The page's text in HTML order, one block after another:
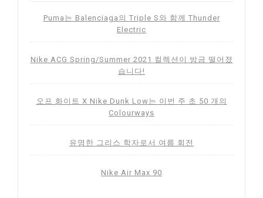
Puma는 Balenciaga의 Triple S와 함께 Thunder
Electric
Nike ACG Spring/Summer 2021 컬렉션이 방금 떨어졌
습니다!
오프 화이트 X Nike Dunk Low는 이번 주 초 50 개의
Colourways
유명한 그리스 학자로서 여름 회전
Nike Air Max 90